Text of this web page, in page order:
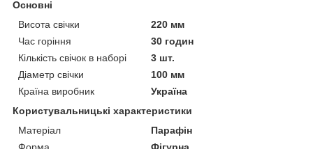
Основні
Висота свічки
220 мм
Час горіння
30 годин
Кількість свічок в наборі
3 шт.
Діаметр свічки
100 мм
Країна виробник
Україна
Користувальницькі характеристики
Матеріал
Парафін
Форма
Фігурна